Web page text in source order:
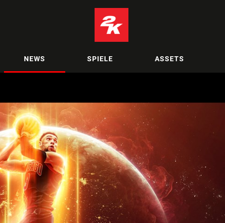
NEWS SPIELE ASSETS